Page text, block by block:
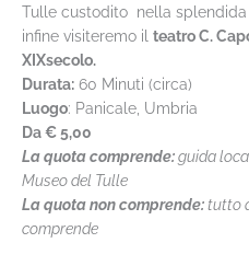
Tulle custodito nella splendida
infine visiteremo il teatro C.
XIXsecolo.
Durata: 60 Minuti (circa)
Luogo: Panicale, Umbria
Da€ 5,00
La quota comprende:guida
Museo del Tulle
La quota non comprende:tutto
comprende